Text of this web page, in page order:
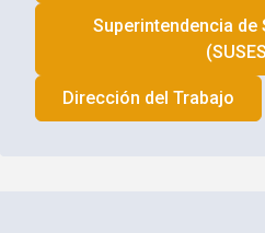
Superintendencia de
(
Dirección del Trabajo